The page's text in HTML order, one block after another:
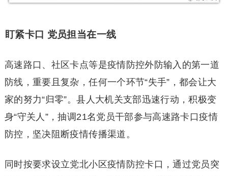
盯紧卡口 党员担当在一线
高速路口、社区卡点等是疫情防控外防输入的第一道
防线，重要且复杂，任何一个环节“失手”，都会让大
家的努力“归零”。县人大机关支部迅速行动，积极变
身“守关人”，抽调21名党员干部参与高速路卡口疫情
防控，坚决阻断疫情传播渠道。
同时按要求设立党北小区疫情防控卡口，通过党员突